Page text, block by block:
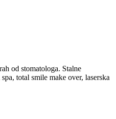
od stomatologa. Stalne
total smile make over, laserska